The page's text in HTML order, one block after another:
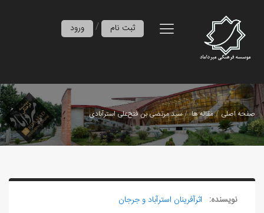
ورود / ثبت نام
صفحه اصلی مقاله ها سيد مرتضی بن فتح‌علی استرآبادی
نویسنده: اثرآفرينان استرآباد و جرجان